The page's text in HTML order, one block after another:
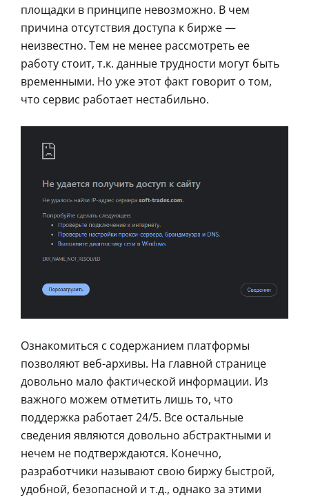
площадки в принципе невозможно. В чем
причина отсутствия доступа к бирже —
неизвестно. Тем не менее рассмотреть ее
работу стоит, т.к. данные трудности могут быть
временными. Но уже этот факт говорит о том,
что сервис работает нестабильно.
Ознакомиться с содержанием платформы
позволяют веб-архивы. На главной странице
довольно мало фактической информации. Из
важного можем отметить лишь то, что
поддержка работает 24/5. Все остальные
сведения являются довольно абстрактными и
нечем не подтверждаются. Конечно,
разработчики называют свою биржу быстрой,
удобной, безопасной и т.д., однако за этими